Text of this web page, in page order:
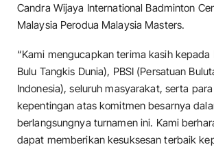
Candra Wijaya International Badminton
Malaysia Perodua Malaysia Masters.
“Kami mengucapkan terima kasih kepada
Bulu Tangkis Dunia), PBSI (Persatuan
Indonesia), seluruh masyarakat, serta
kepentingan atas komitmen besarnya
berlangsungnya turnamen ini. Kami
dapat memberikan kesuksesan terbaik